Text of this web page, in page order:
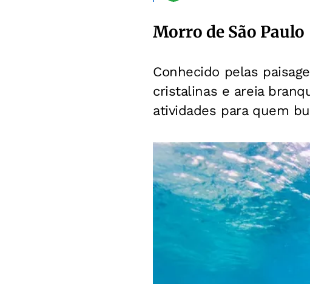
Morro de São Paulo
Conhecido pelas
cristalinas e areia
atividades para quem